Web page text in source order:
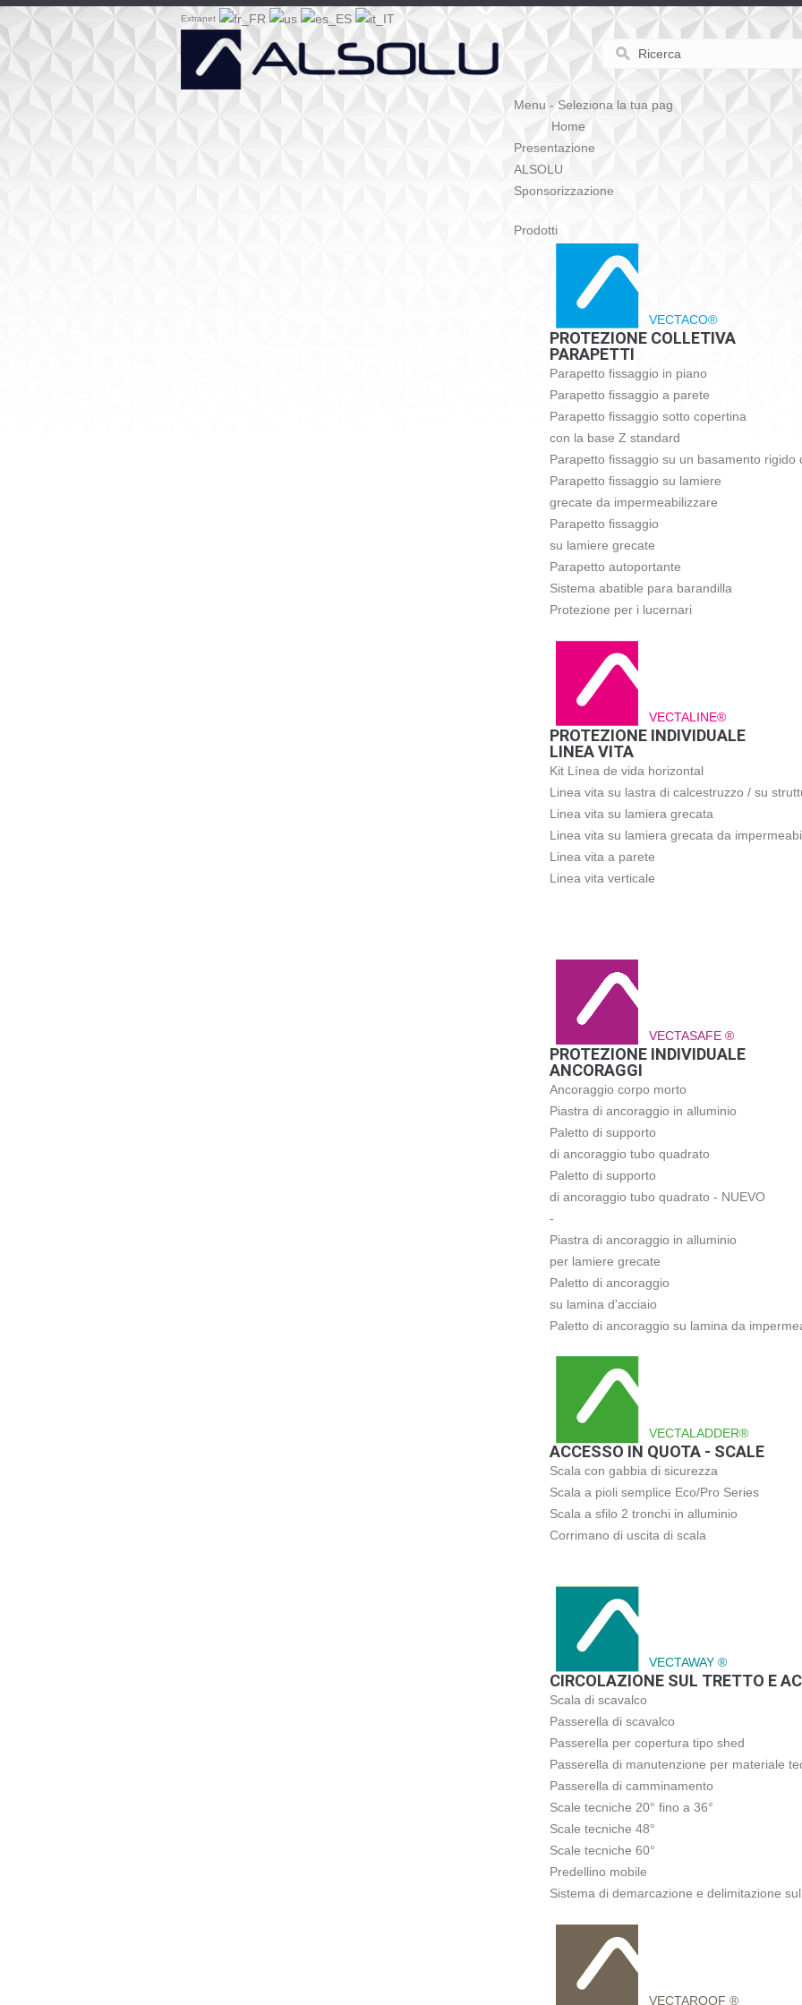
Extranet
Menu - Seleziona la tua pag
Home
Presentazione
ALSOLU
Sponsorizzazione
Prodotti
VECTACO®
PROTEZIONE COLLETIVA
PARAPETTI
Parapetto fissaggio in piano
Parapetto fissaggio a parete
Parapetto fissaggio sotto copertina
con la base Z standard
Parapetto fissaggio su un basamento
Parapetto fissaggio su lamiere
grecate da impermeabilizzare
Parapetto fissaggio
su lamiere grecate
Parapetto autoportante
Sistema abatible para barandilla
Protezione per i lucernari
VECTALINE®
PROTEZIONE INDIVIDUALE
LINEA VITA
Kit Línea de vida horizontal
Linea vita su lastra di calcestruzzo / su
Linea vita su lamiera grecata
Linea vita su lamiera grecata da
Linea vita a parete
Linea vita verticale
VECTASAFE ®
PROTEZIONE INDIVIDUALE
ANCORAGGI
Ancoraggio corpo morto
Piastra di ancoraggio in alluminio
Paletto di supporto
di ancoraggio tubo quadrato
Paletto di supporto
di ancoraggio tubo quadrato - NUEVO
-
Piastra di ancoraggio in alluminio
per lamiere grecate
Paletto di ancoraggio
su lamina d'acciaio
Paletto di ancoraggio su lamina da
VECTALADDER®
ACCESSO IN QUOTA - SCALE
Scala con gabbia di sicurezza
Scala a pioli semplice Eco/Pro Series
Scala a sfilo 2 tronchi in alluminio
Corrimano di uscita di scala
VECTAWAY ®
CIRCOLAZIONE SUL TRETTO E
Scala di scavalco
Passerella di scavalco
Passerella per copertura tipo shed
Passerella di manutenzione per materiale
Passerella di camminamento
Scale tecniche 20° fino a 36°
Scale tecniche 48°
Scale tecniche 60°
Predellino mobile
Sistema di demarcazione e delimitazione
VECTAROOF ®